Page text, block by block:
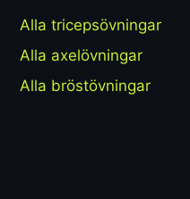
Alla tricepsövningar
Alla axelövningar
Alla bröstövningar